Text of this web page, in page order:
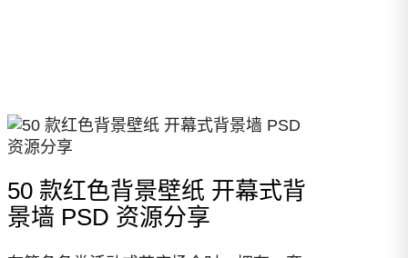
50 款红色背景壁纸 开幕式背
景墙 PSD 资源分享